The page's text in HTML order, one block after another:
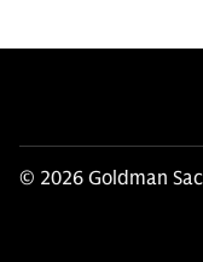
© 2026 Goldman